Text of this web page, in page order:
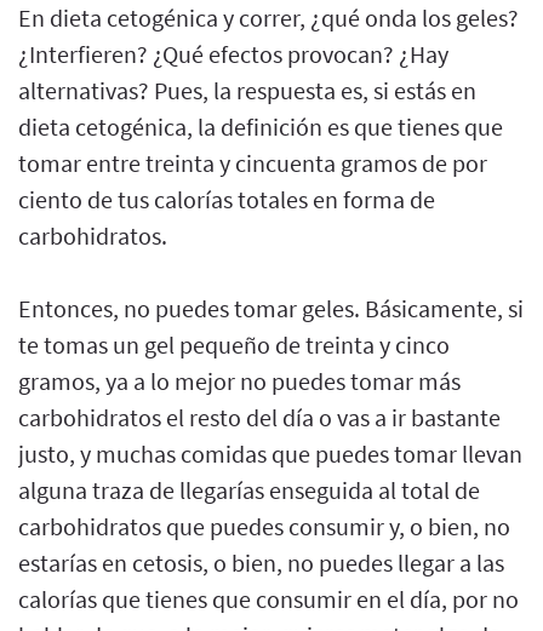
En dieta cetogénica y correr, ¿qué onda los geles?
¿Interfieren? ¿Qué efectos provocan? ¿Hay
alternativas? Pues, la respuesta es, si estás en
dieta cetogénica, la definición es que tienes que
tomar entre treinta y cincuenta gramos de por
ciento de tus calorías totales en forma de
carbohidratos.
Entonces, no puedes tomar geles. Básicamente, si
te tomas un gel pequeño de treinta y cinco
gramos, ya a lo mejor no puedes tomar más
carbohidratos el resto del día o vas a ir bastante
justo, y muchas comidas que puedes tomar llevan
alguna traza de llegarías enseguida al total de
carbohidratos que puedes consumir y, o bien, no
estarías en cetosis, o bien, no puedes llegar a las
calorías que tienes que consumir en el día, por no